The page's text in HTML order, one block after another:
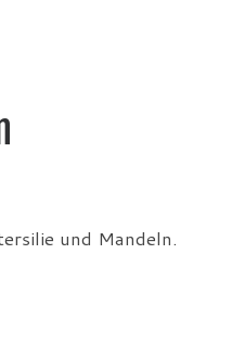
und Mandeln.